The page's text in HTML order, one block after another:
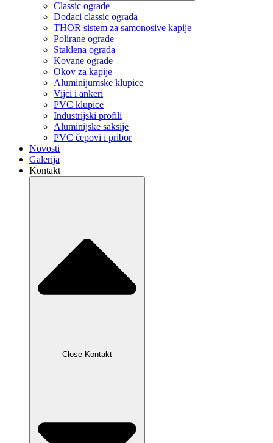
Classic ograde
Dodaci classic ograda
THOR sistem za samonosive kapije
Polirane ograde
Staklena ograda
Kovane ograde
Okov za kapije
Aluminijumske klupice
Vijci i ankeri
PVC klupice
Industrijski profili
Aluminijske saksije
PVC čepovi i pribor
Novosti
Galerija
Kontakt
Close Kontakt